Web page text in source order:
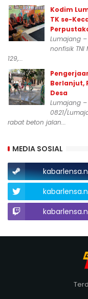
Kodim
TK se-
Lumajang
nonfisik TNI
129,...
Berlanjut,
Desa
Lumajang –
0821/
rabat beton jalan...
MEDIA SOSIAL